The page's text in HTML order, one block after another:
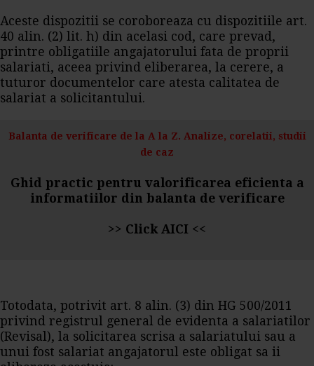
Aceste dispozitii se coroboreaza cu dispozitiile art.
40 alin. (2) lit. h) din acelasi cod, care prevad,
printre obligatiile angajatorului fata de proprii
salariati, aceea privind eliberarea, la cerere, a
tuturor documentelor care atesta calitatea de
salariat a solicitantului.
Balanta de verificare de la A la Z. Analize, corelatii, studii
de caz
Ghid practic pentru valorificarea eficienta a
informatiilor din balanta de verificare
>> Click AICI <<
Totodata, potrivit art. 8 alin. (3) din HG 500/2011
privind registrul general de evidenta a salariatilor
(Revisal), la solicitarea scrisa a salariatului sau a
unui fost salariat angajatorul este obligat sa ii